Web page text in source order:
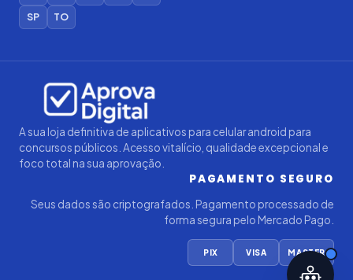
SP
TO
A sua loja definitiva de aplicativos para celular android para
concursos públicos. Acesso vitalício, qualidade excepcional e
foco total na sua aprovação.
PAGAMENTO SEGURO
Seus dados são criptografados. Pagamento processado de
forma segura pelo Mercado Pago.
PIX VISA MASTER